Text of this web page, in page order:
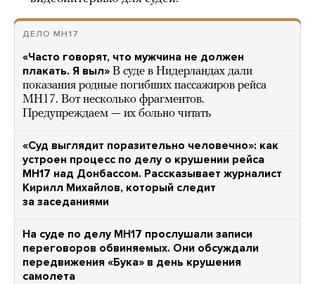
ДЕЛО MH17
«Часто говорят, что мужчина не должен
плакать. Я выл» В суде в Нидерландах дали
показания родные погибших пассажиров рейса
MH17. Вот несколько фрагментов.
Предупреждаем — их больно читать
«Суд выглядит поразительно человечно»: как
устроен процесс по делу о крушении рейса
MH17 над Донбассом. Рассказывает журналист
Кирилл Михайлов, который следит
за заседаниями
На суде по делу MH17 прослушали записи
переговоров обвиняемых. Они обсуждали
передвижения «Бука» в день крушения
самолета